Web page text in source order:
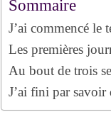
Sommaire
J’ai commencé le
Les premières
Au bout de trois
J’ai fini par savoir